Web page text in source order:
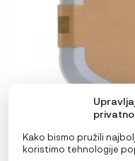
Kako bismo pružili
koristimo tehnologije